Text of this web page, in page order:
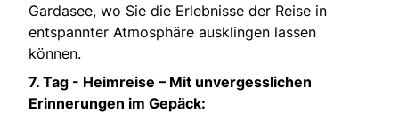
Gardasee, wo Sie die Erlebnisse der Reise in
entspannter Atmosphäre ausklingen lassen
können.
7. Tag - Heimreise – Mit unvergesslichen
Erinnerungen im Gepäck: